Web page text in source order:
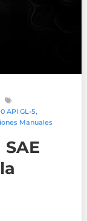
API GL-5
Manuales